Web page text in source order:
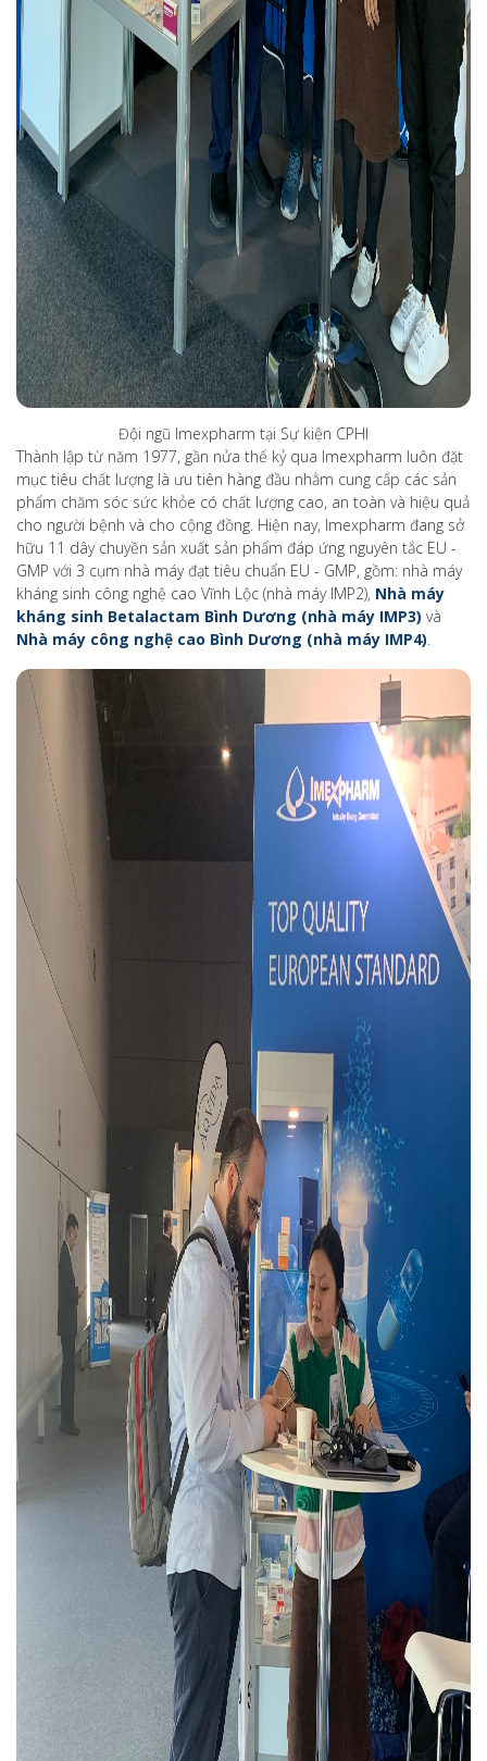
Đội ngũ Imexpharm tại Sự kiện CPHI
Thành lập từ năm 1977, gần nửa thế kỷ qua Imexpharm luôn đặt
mục tiêu chất lượng là ưu tiên hàng đầu nhằm cung cấp các sản
phẩm chăm sóc sức khỏe có chất lượng cao, an toàn và hiệu quả
cho người bệnh và cho cộng đồng. Hiện nay, Imexpharm đang sở
hữu 11 dây chuyền sản xuất sản phẩm đáp ứng nguyên tắc EU -
GMP với 3 cụm nhà máy đạt tiêu chuẩn EU - GMP, gồm: nhà máy
kháng sinh công nghệ cao Vĩnh Lộc (nhà máy IMP2), Nhà máy
kháng sinh Betalactam Bình Dương (nhà máy IMP3) và
Nhà máy công nghệ cao Bình Dương (nhà máy IMP4).